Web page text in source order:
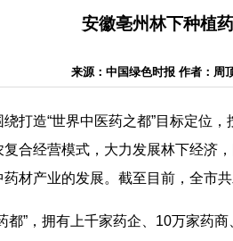
安徽亳州林下种植
来源：中国绿色时报 作者：周
打造“世界中医药之都”目标定位
合经营模式，大力发展林下经济
材产业的发展。截至目前，全市
”，拥有上千家药企、10万家药商